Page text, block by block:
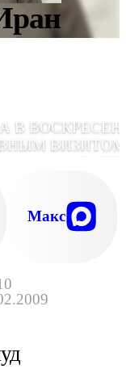
В
Макс